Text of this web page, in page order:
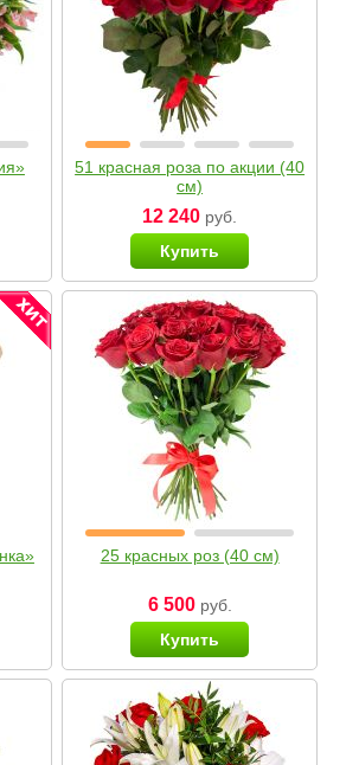
51 красная роза по акции (40
см)
12 240 руб.
Купить
25 красных роз (40 см)
6 500руб.
Купить